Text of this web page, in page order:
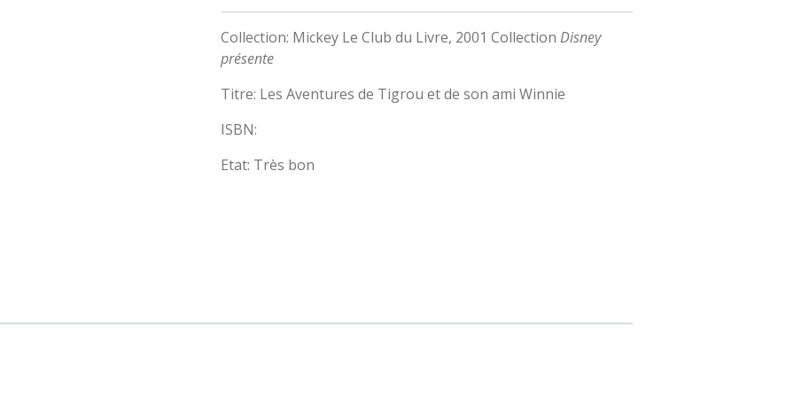
Collection: Mickey Le Club du Livre, 2001 Collection Disney
présente
Titre: Les Aventures de Tigrou et de son ami Winnie
ISBN:
Etat: Très bon